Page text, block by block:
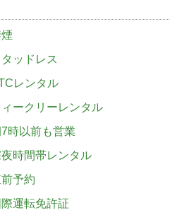
ッドレス
レンタル
ークリーレンタル
時以前も営業
時間帯レンタル
予約
運転免許証